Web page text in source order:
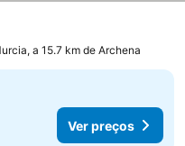
a 15.7 km de Archena
Ver preços